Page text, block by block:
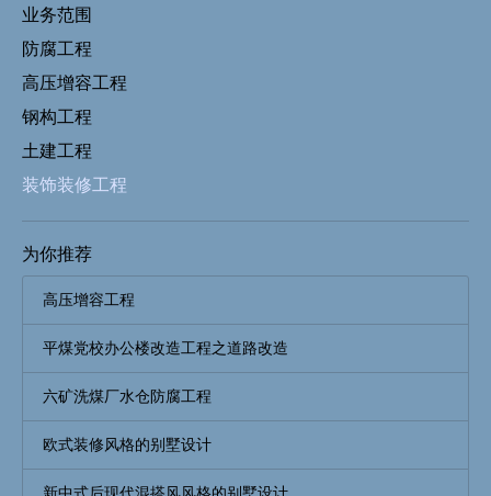
业务范围
防腐工程
高压增容工程
钢构工程
土建工程
装饰装修工程
为你推荐
高压增容工程
平煤党校办公楼改造工程之道路改造
六矿洗煤厂水仓防腐工程
欧式装修风格的别墅设计